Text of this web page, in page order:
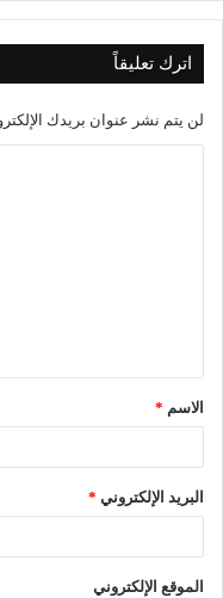
اترك تعليقاً
لن يتم نشر عنوان بريدك
ق
*الاسم *
البريد الإلكتروني *
الموقع الإلكتروني